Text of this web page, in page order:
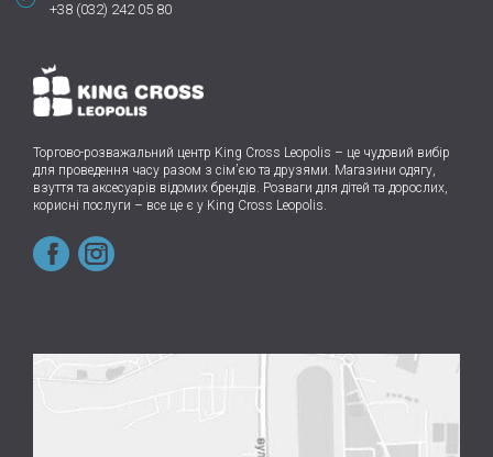
+38 (032) 242 05 80
Торгово-розважальний центр King Cross Leopolis – це чудовий вибір
для проведення часу разом з сім’єю та друзями. Магазини одягу,
взуття та аксесуарів відомих брендів. Розваги для дітей та дорослих,
корисні послуги – все це є у King Cross Leopolis.